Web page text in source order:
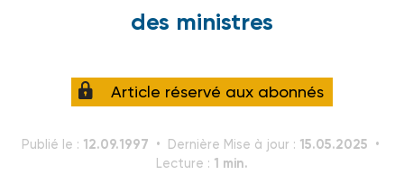
des ministres
Article réservé aux abonnés
Publié le : 12.09.1997 Dernière Mise à jour : 15.05.2025
Lecture : 1 min.